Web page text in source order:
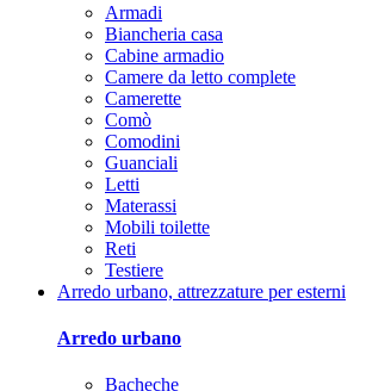
Armadi
Biancheria casa
Cabine armadio
Camere da letto complete
Camerette
Comò
Comodini
Guanciali
Letti
Materassi
Mobili toilette
Reti
Testiere
Arredo urbano, attrezzature per esterni
Arredo urbano
Bacheche